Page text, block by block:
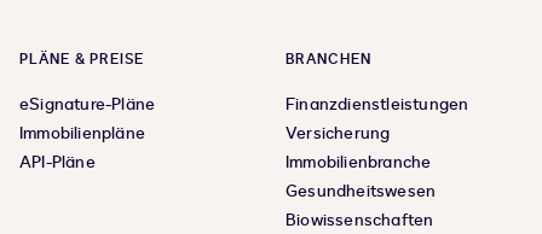
PLÄNE & PREISE
eSignature-Pläne
Immobilienpläne
API-Pläne
BRANCHEN
Finanzdienstleistungen
Versicherung
Immobilienbranche
Gesundheitswesen
Biowissenschaften